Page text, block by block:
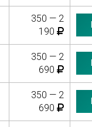
350 — 2
190
350 — 2
690
350 — 2
690